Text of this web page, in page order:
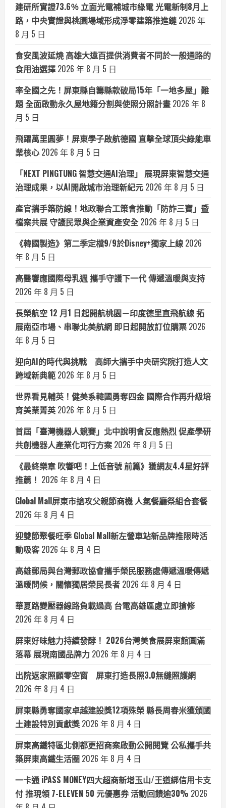
建研所實證73.6％ 立面光電補城市綠電 光電新制8月上
路，中央實證與桃園場域形成淨零建築推進鏈 2026 年
8 月 5 日
食安風波延燒 高雄大遠百提供消費者不同於一般通路的
食用油選擇 2026 年 8 月 5 日
率全國之先！屏東縣自籌縣款破局15年「一地多屋」難
題 全面啟動永久屋地籍分割與使照分照計畫 2026 年 8
月 5 日
飛躍萬里圓夢！屏東學子啟航德國 直擊全球頂尖綠能車
業核心 2026 年 8 月 5 日
「NEXT PINGTUNG 智慧交通AI治理」 展現屏東智慧交通
治理成果，以AI開啟城市治理新紀元 2026 年 8 月 5 日
產官攜手築防線！地政聯合工策會推動「防詐三寶」暨
檔案共展 守護民眾與企業資產安全 2026 年 8 月 5 日
《韓國製造》第二季定檔9/9於Disney+獨家上線 2026
年 8 月 5 日
高醫響應國際母乳週 攜手守護下一代 傳遞溫暖與支持
2026 年 8 月 5 日
長榮航空 12 月1 日起開航桃園－印度德里直飛航線 拓
展南亞市場、串聯北美航網 即日起開放訂位購票 2026
年 8 月 5 日
迎向AI的時代與挑戰 高師大攜手中央研究院打造人文
跨域新典範 2026 年 8 月 5 日
世界看見輔英！健美系韓國勇奪四金 國際合作再升級培
育美業菁英 2026 年 8 月 5 日
首屆「臺灣機器人競賽」北中說明會反應熱烈 促產學研
共創機器人產業化可行方案 2026 年 8 月 5 日
《最終樂章 吹響吧！上低音號 前篇》獲網友4.4星好評
推薦！ 2026 年 8 月 4 日
Global Mall屏東市搶攻父親節商機 人氣餐廳祭組合套餐
2026 年 8 月 4 日
迎雙節聚餐旺季 Global Mall新左營車站新品牌推限時活
動吸客 2026 年 8 月 4 日
高雄郵局與台灣郵政協會攜手榮民服務處傳遞溫暖傳遞
溫暖問候，關懷獨居榮民長者 2026 年 8 月 4 日
華夏路變壓器線路負載過高 台電高雄區處立即搶修
2026 年 8 月 4 日
屏東好味魅力持續發酵！ 2026台灣美食展屏東館圓滿
落幕 展現南國品牌力 2026 年 8 月 4 日
出院返家照顧零空窗 屏東打造長照3.0無縫照護網
2026 年 8 月 4 日
屏東縣勇奪國家卓越建設獎12項殊榮 縣長周春米獲頒國
土建設特別貢獻獎 2026 年 8 月 4 日
屏東高鐵特區北側都更招商案啟動公開閱覽 公私攜手共
築屏東高鐵生活圈 2026 年 8 月 4 日
一卡通 iPASS MONEY四大超商新增玉山/王道綁信用卡支
付 推現領 7-ELEVEN 50 元優惠券 活動回饋逾30% 2026